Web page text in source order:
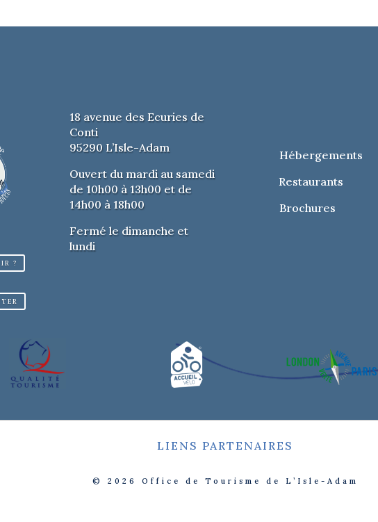
18 avenue des Ecuries de
Conti
95290 L’Isle-Adam
Ouvert du mardi au samedi
de 10h00 à 13h00 et de
14h00 à 18h00
Fermé le dimanche et
lundi
Hébergements
Restaurants
Brochures
?
LIENS PARTENAIRES
© 2026 Office de Tourisme de L’Isle-Adam